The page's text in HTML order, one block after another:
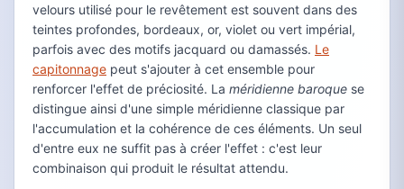
velours utilisé pour le revêtement est souvent dans des
teintes profondes, bordeaux, or, violet ou vert impérial,
parfois avec des motifs jacquard ou damassés. Le
capitonnage peut s'ajouter à cet ensemble pour
renforcer l'effet de préciosité. La méridienne baroque se
distingue ainsi d'une simple méridienne classique par
l'accumulation et la cohérence de ces éléments. Un seul
d'entre eux ne suffit pas à créer l'effet : c'est leur
combinaison qui produit le résultat attendu.